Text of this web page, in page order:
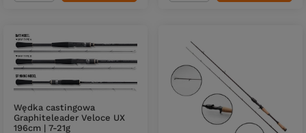
Wędka castingowa
Graphiteleader Veloce UX
196cm | 7-21g